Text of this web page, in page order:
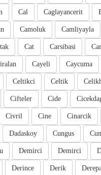
Caglayancerit
Cal
Camliyayla
Camoluk
Carsibasi
Cat
Caycuma
Cayeli
Celtik
Celtikci
Cide
Cifteler
Cinarcik
Cine
Civril
Cungus
Dadaskoy
Demirci
Demirci
Derik
Derince